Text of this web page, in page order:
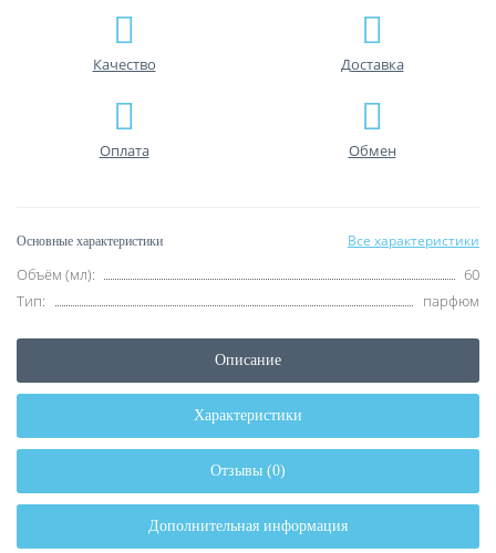
Качество Доставка
Оплата Обмен
Основные характеристики Все характеристики
Объём (мл):
60
Тип:
парфюм
Описание
Характеристики
Отзывы (0)
Дополнительная информация